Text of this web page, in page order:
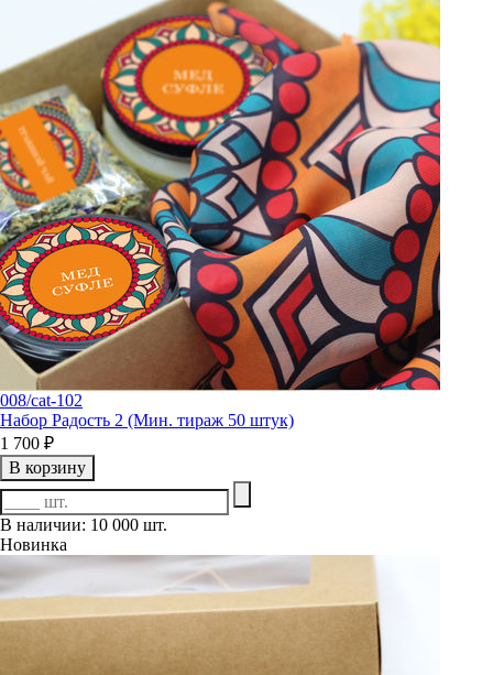
008/cat-102
Набор Радость 2 (Мин. тираж 50 штук)
1 700 ₽
В корзину
В наличии: 10 000 шт.
Новинка